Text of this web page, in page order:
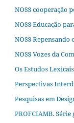
NOSS cooperação
NOSS Educação
NOSS Repensando
NOSS Vozes da
Os Estudos
Perspectivas
Pesquisas em
PROFCIAMB.